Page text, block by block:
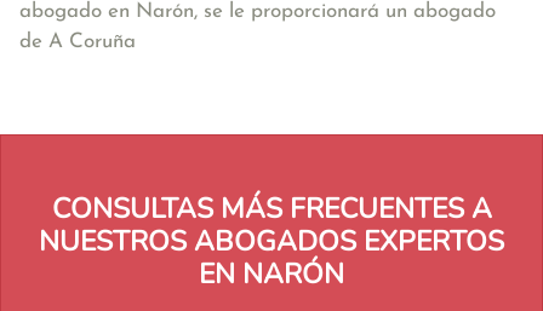
abogado en Narón, se le proporcionará un abogado
de A Coruña
CONSULTAS MÁS FRECUENTES A
NUESTROS ABOGADOS EXPERTOS
EN NARÓN